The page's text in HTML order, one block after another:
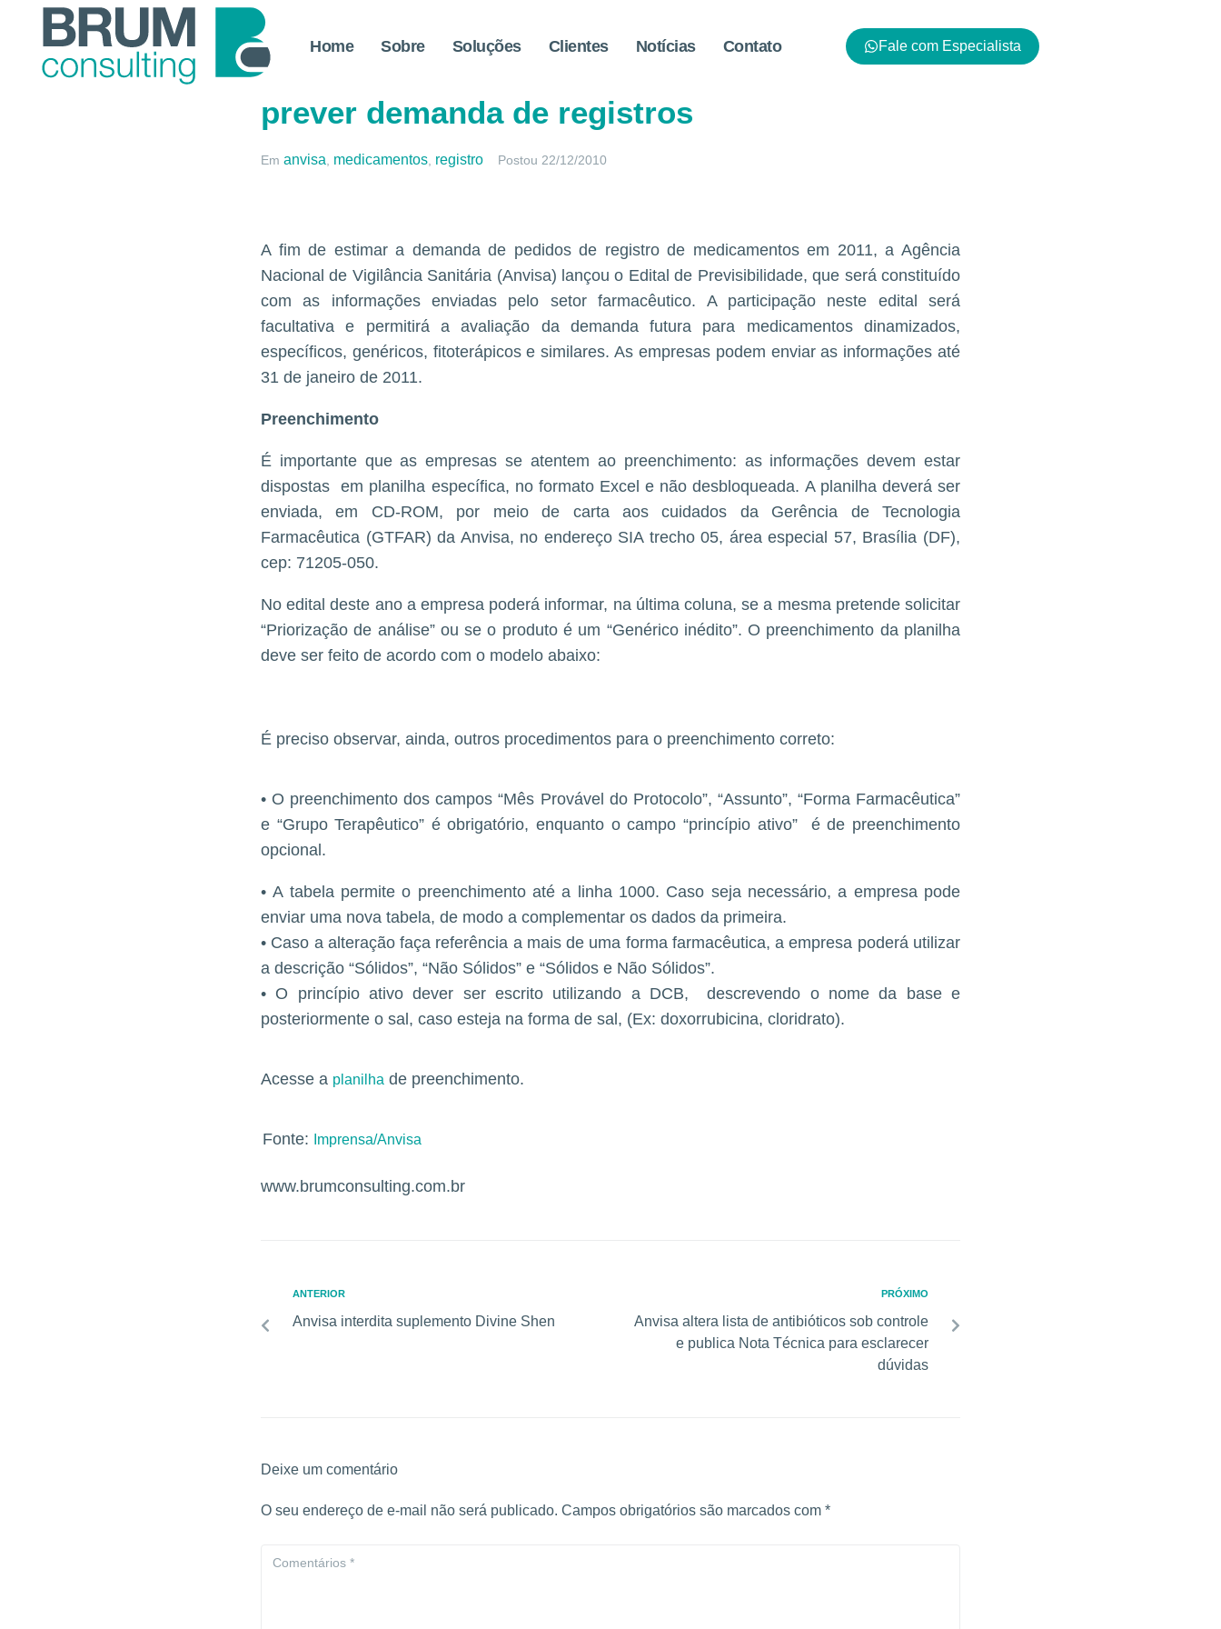
Fale com Especialista
Home Sobre Soluções Clientes Notícias Contato
Medicamentos: informações vão ajudar a
prever demanda de registros
Em anvisa medicamentos registro Postou 22/12/2010
A fim de estimar a demanda de pedidos de registro de medicamentos em 2011, a Agência
Nacional de Vigilância Sanitária (Anvisa) lançou o Edital de Previsibilidade, que será constituído
com as informações enviadas pelo setor farmacêutico. A participação neste edital será
facultativa e permitirá a avaliação da demanda futura para medicamentos dinamizados,
específicos, genéricos, fitoterápicos e similares. As empresas podem enviar as informações até
31 de janeiro de 2011.
Preenchimento
É importante que as empresas se atentem ao preenchimento: as informações devem estar
dispostas em planilha específica, no formato Excel e não desbloqueada. A planilha deverá ser
enviada, em CD-ROM, por meio de carta aos cuidados da Gerência de Tecnologia
Farmacêutica (GTFAR) da Anvisa, no endereço SIA trecho 05, área especial 57, Brasília (DF),
cep: 71205-050.
No edital deste ano a empresa poderá informar, na última coluna, se a mesma pretende solicitar
“Priorização de análise” ou se o produto é um “Genérico inédito”. O preenchimento da planilha
deve ser feito de acordo com o modelo abaixo:
É preciso observar, ainda, outros procedimentos para o preenchimento correto:
• O preenchimento dos campos “Mês Provável do Protocolo”, “Assunto”, “Forma Farmacêutica”
e “Grupo Terapêutico” é obrigatório, enquanto o campo “princípio ativo” é de preenchimento
opcional.
• A tabela permite o preenchimento até a linha 1000. Caso seja necessário, a empresa pode
enviar uma nova tabela, de modo a complementar os dados da primeira.
• Caso a alteração faça referência a mais de uma forma farmacêutica, a empresa poderá utilizar
a descrição “Sólidos”, “Não Sólidos” e “Sólidos e Não Sólidos”.
• O princípio ativo dever ser escrito utilizando a DCB, descrevendo o nome da base e
posteriormente o sal, caso esteja na forma de sal, (Ex: doxorrubicina, cloridrato).
Acesse a planilha de preenchimento.
Fonte: Imprensa/Anvisa
www.brumconsulting.com.br
ANTERIOR
Anvisa interdita suplemento Divine Shen
PRÓXIMO
Anvisa altera lista de antibióticos sob controle
e publica Nota Técnica para esclarecer
dúvidas
Deixe um comentário
O seu endereço de e-mail não será publicado. Campos obrigatórios são marcados com *